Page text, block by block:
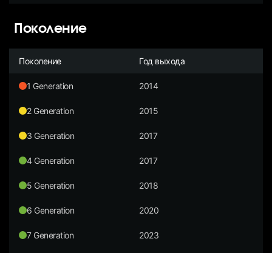
Поколение
Поколение Год выхода
1 Generation 2014
2 Generation 2015
3 Generation 2017
4 Generation 2017
5 Generation 2018
6 Generation 2020
7 Generation 2023